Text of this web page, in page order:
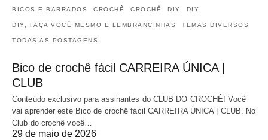
BICOS E BARRADOS CROCHÊ CROCHÊ DIY DIY
DIY, FAÇA VOCÊ MESMO E LEMBRANCINHAS TEMAS DIVERSOS
TODAS AS POSTAGENS
Bico de crochê fácil CARREIRA ÚNICA |
CLUB
Conteúdo exclusivo para assinantes do CLUB DO CROCHÊ! Você
vai aprender este Bico de crochê fácil CARREIRA ÚNICA | CLUB. No
Club do crochê você…
29 de maio de 2026